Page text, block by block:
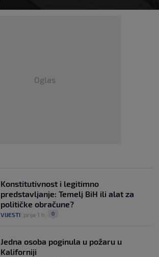
Oglas
Konstitutivnost i legitimno
predstavljanje: Temelj BiH ili alat za
političke obračune?
VIJESTI prije 1 h 0
Jedna osoba poginula u požaru u
Kaliforniji